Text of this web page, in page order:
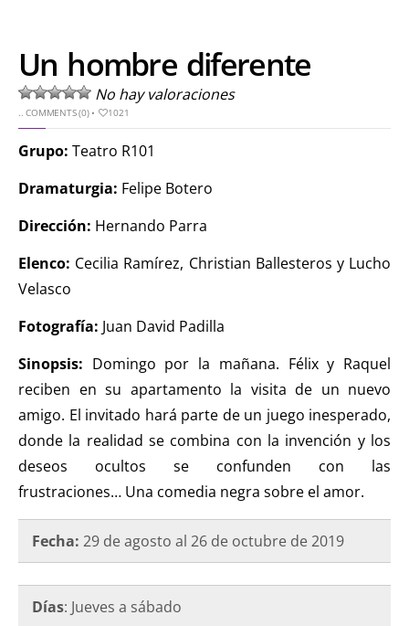
Un hombre diferente
No hay valoraciones
..COMMENTS (0)• 1021
Grupo: Teatro R101
Dramaturgia: Felipe Botero
Dirección: Hernando Parra
Elenco: Cecilia Ramírez, Christian Ballesteros y Lucho
Velasco
Fotografía: Juan David Padilla
Sinopsis: Domingo por la mañana. Félix y Raquel
reciben en su apartamento la visita de un nuevo
amigo. El invitado hará parte de un juego inesperado,
donde la realidad se combina con la invención y los
deseos ocultos se confunden con las
frustraciones… Una comedia negra sobre el amor.
Fecha: 29 de agosto al 26 de octubre de 2019
Días: Jueves a sábado